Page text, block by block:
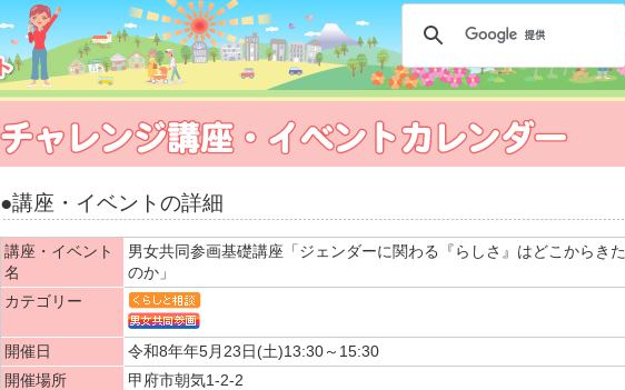
●講座・イベントの詳細
講座・イベント
名
男女共同参画基礎講座「ジェンダーに関わる『らしさ』はどこからきた
のか」
カテゴリー
開催日
令和8年年5月23日(土)13:30～15:30
開催場所
甲府市朝気1-2-2